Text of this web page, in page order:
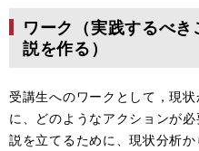
ワーク（実践するべ
説を作る）
受講生へのワークとして，現
に、どのようなアクションが
説を立てるために、現状分析